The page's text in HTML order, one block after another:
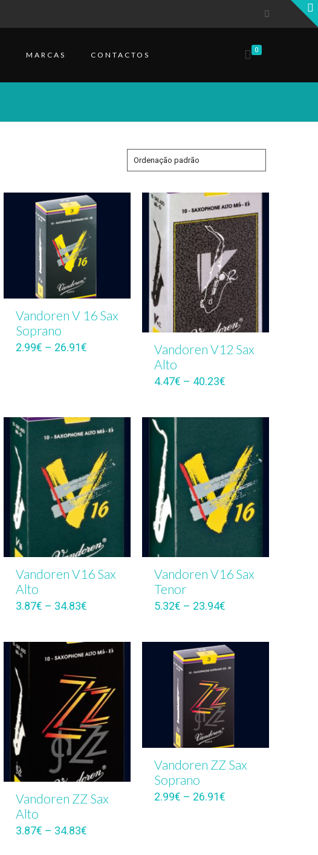
MARCAS CONTACTOS
0
Vandoren V 16 Sax
Soprano
2.99€ – 26.91€
Vandoren V12 Sax
Alto
4.47€ – 40.23€
Vandoren V16 Sax
Alto
3.87€ – 34.83€
Vandoren V16 Sax
Tenor
5.32€ – 23.94€
Vandoren ZZ Sax
Alto
3.87€ – 34.83€
Vandoren ZZ Sax
Soprano
2.99€ – 26.91€